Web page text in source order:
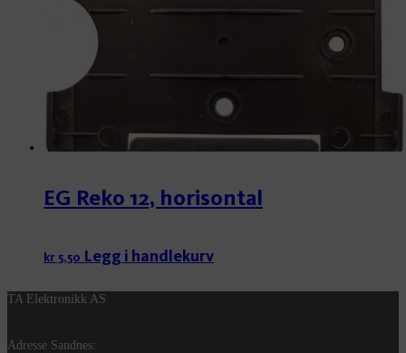
EG Reko 12, horisontal
kr 5,50 Legg i handlekurv
TA Elektronikk AS
Adresse Sandnes: